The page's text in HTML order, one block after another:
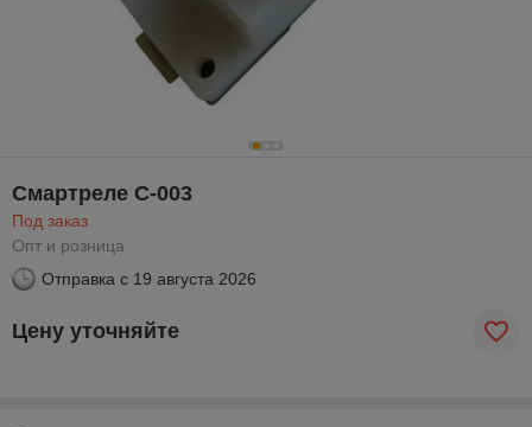
Смартреле C-003
Под заказ
Опт и розница
Отправка с 19 августа 2026
Цену уточняйте